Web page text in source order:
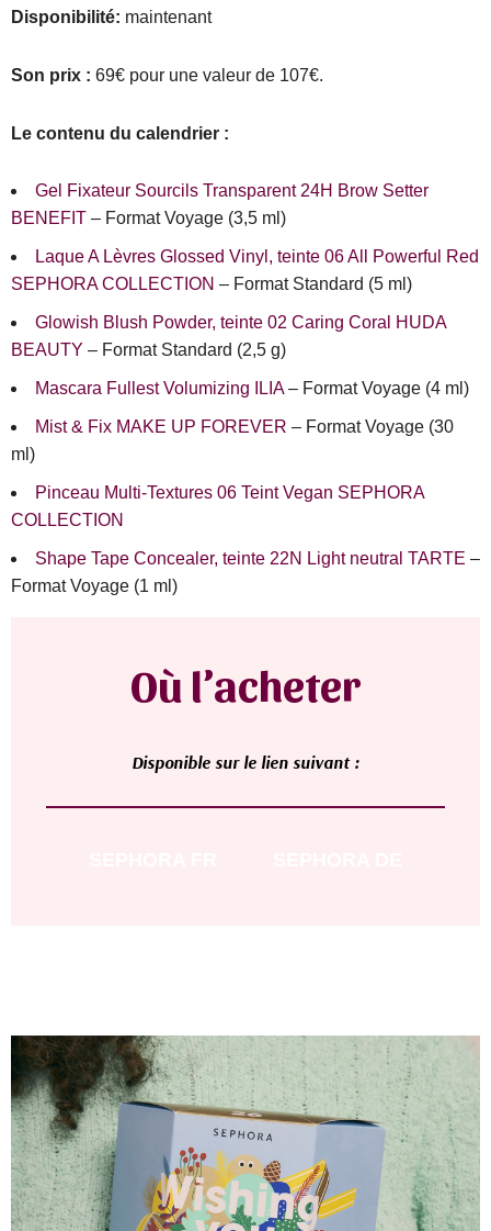
Disponibilité: maintenant
Son prix : 69€ pour une valeur de 107€.
Le contenu du calendrier :
Gel Fixateur Sourcils Transparent 24H Brow Setter
BENEFIT – Format Voyage (3,5 ml)
Laque A Lèvres Glossed Vinyl, teinte 06 All Powerful Red
SEPHORA COLLECTION – Format Standard (5 ml)
Glowish Blush Powder, teinte 02 Caring Coral HUDA
BEAUTY – Format Standard (2,5 g)
Mascara Fullest Volumizing ILIA– Format Voyage (4 ml)
Mist & Fix MAKE UP FOREVER – Format Voyage (30
ml)
Pinceau Multi-Textures 06 Teint Vegan SEPHORA
COLLECTION
Shape Tape Concealer, teinte 22N Light neutral TARTE –
Format Voyage (1 ml)
Où l’acheter
Disponible sur le lien suivant :